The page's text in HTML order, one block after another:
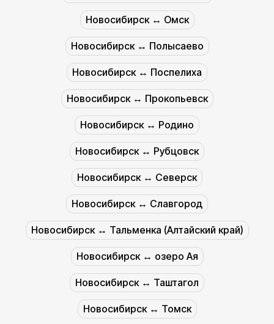
Новосибирск ↔︎ Омск
Новосибирск ↔︎ Полысаево
Новосибирск ↔︎ Поспелиха
Новосибирск ↔︎ Прокопьевск
Новосибирск ↔︎ Родино
Новосибирск ↔︎ Рубцовск
Новосибирск ↔︎ Северск
Новосибирск ↔︎ Славгород
Новосибирск ↔︎ Тальменка (Алтайский край)
Новосибирск ↔︎ озеро Ая
Новосибирск ↔︎ Таштагол
Новосибирск ↔︎ Томск